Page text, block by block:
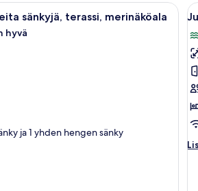
näkymä parvekkeelle, jossa on tuoli ja pöytä.
Moderni makuuhuone, jossa on
sänkyjä, terassi, merinäköala
hyvä
ja 1 yhden hengen sänky